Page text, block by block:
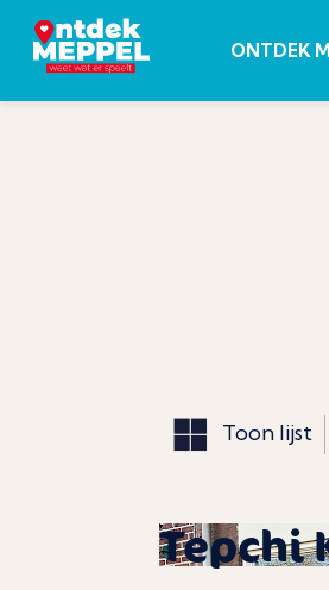
ONTDEK
Toon lijst
Tepchi